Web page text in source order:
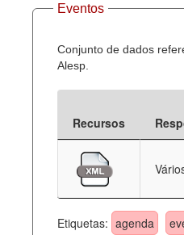
Dados Governamentais
Planejamento
Catálogo de dados
Deputados Estaduais
Administração
Legislação
Eventos
Conjunto de dados
Alesp.
Recursos
Etiquetas: agenda